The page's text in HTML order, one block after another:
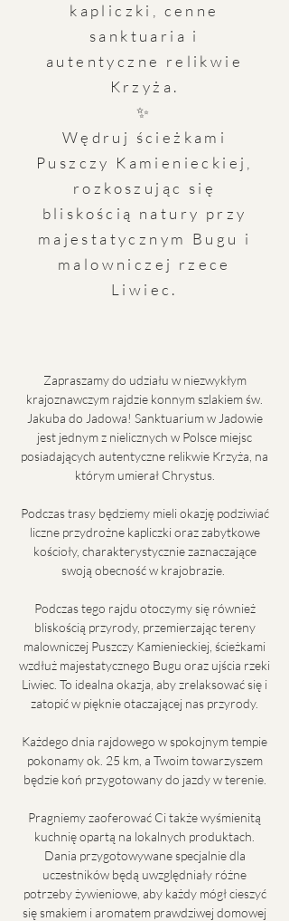
kapliczki, cenne
sanktuaria i
autentyczne relikwie
Krzyża.
✨
Wędruj ścieżkami
Puszczy Kamienieckiej,
rozkoszując się
bliskością natury przy
majestatycznym Bugu i
malowniczej rzece
Liwiec.
Zapraszamy do udziału w niezwykłym
krajoznawczym rajdzie konnym szlakiem św.
Jakuba do Jadowa! Sanktuarium w Jadowie
jest jednym z nielicznych w Polsce miejsc
posiadających autentyczne relikwie Krzyża, na
którym umierał Chrystus.
Podczas trasy będziemy mieli okazję podziwiać
liczne przydrożne kapliczki oraz zabytkowe
kościoły, charakterystycznie zaznaczające
swoją obecność w krajobrazie.
Podczas tego rajdu otoczymy się również
bliskością przyrody, przemierzając tereny
malowniczej Puszczy Kamienieckiej, ścieżkami
wzdłuż majestatycznego Bugu oraz ujścia rzeki
Liwiec. To idealna okazja, aby zrelaksować się i
zatopić w pięknie otaczającej nas przyrody.
Każdego dnia rajdowego w spokojnym tempie
pokonamy ok. 25 km, a Twoim towarzyszem
będzie koń przygotowany do jazdy w terenie.
Pragniemy zaoferować Ci także wyśmienitą
kuchnię opartą na lokalnych produktach.
Dania przygotowywane specjalnie dla
uczestników będą uwzględniały różne
potrzeby żywieniowe, aby każdy mógł cieszyć
się smakiem i aromatem prawdziwej domowej